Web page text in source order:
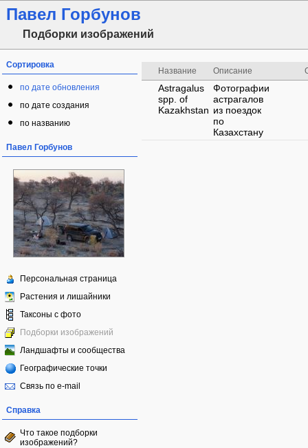
Павел Горбунов
Подборки изображений
Сортировка
по дате обновления
по дате создания
по названию
Павел Горбунов
Персональная страница
Растения и лишайники
Таксоны с фото
Подборки изображений
Ландшафты и сообщества
Географические точки
Связь по e-mail
Справка
Что такое подборки
изображений?
Название Описание
Astragalus
spp. of
Kazakhstan
Фотографии
астрагалов
из поездок
по
Казахстану